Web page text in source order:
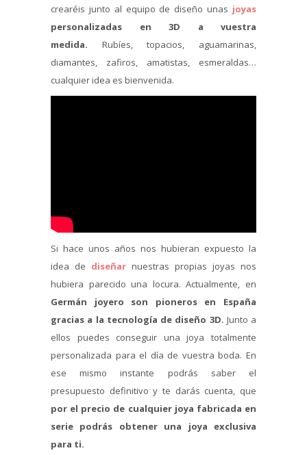
crearéis junto al equipo de diseño unas joyas
personalizadas en 3D a vuestra
medida. Rubíes, topacios, aguamarinas,
diamantes, zafiros, amatistas, esmeraldas…
cualquier idea es bienvenida.
Si hace unos años nos hubieran expuesto la
idea de diseñar nuestras propias joyas nos
hubiera parecido una locura. Actualmente, en
Germán joyero son pioneros en España
gracias a la tecnología de diseño 3D. Junto a
ellos puedes conseguir una joya totalmente
personalizada para el día de vuestra boda. En
ese mismo instante podrás saber el
presupuesto definitivo y te darás cuenta, que
por el precio de cualquier joya fabricada en
serie podrás obtener una joya exclusiva
para ti.